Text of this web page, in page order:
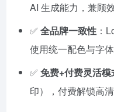
AI 生成能力，兼顾
✅ 全品牌一致性 ：
使用统一配色与字
✅ 免费+付费灵活模
印），付费解锁高